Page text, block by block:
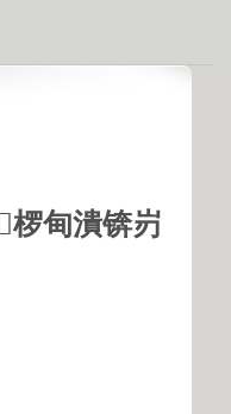
椤甸潰锛岃
UFO真相的总统
难的事情